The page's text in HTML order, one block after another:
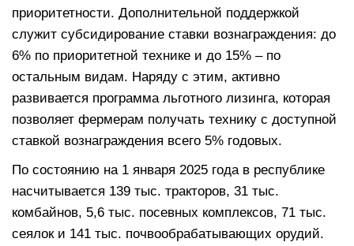
приоритетности. Дополнительной поддержкой
служит субсидирование ставки вознаграждения: до
6% по приоритетной технике и до 15% – по
остальным видам. Наряду с этим, активно
развивается программа льготного лизинга, которая
позволяет фермерам получать технику с доступной
ставкой вознаграждения всего 5% годовых.
По состоянию на 1 января 2025 года в республике
насчитывается 139 тыс. тракторов, 31 тыс.
комбайнов, 5,6 тыс. посевных комплексов, 71 тыс.
сеялок и 141 тыс. почвообрабатывающих орудий.